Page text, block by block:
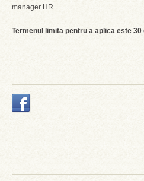
manager HR.
Termenul limita pentru a aplica este